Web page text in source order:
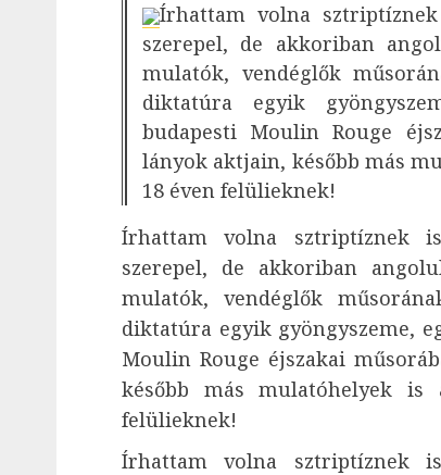
Írhattam volna
szerepel, de akkoriban
mulatók, vendéglők
diktatúra egyik
budapesti Moulin Rouge
lányok aktjain, később más
18 éven felülieknek!
Írhattam volna sztriptíznek
szerepel, de akkoriban
mulatók, vendéglők
diktatúra egyik gyöngyszeme,
Moulin Rouge éjszakai
később más mulatóhelyek is
felülieknek!
Írhattam volna sztriptíznek